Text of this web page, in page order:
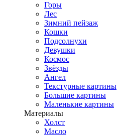
Горы
Лес
Зимний пейзаж
Кошки
Подсолнухи
Девушки
Космос
Звёзды
Ангел
Текстурные картины
Большие картины
Маленькие картины
Материалы
Холст
Масло